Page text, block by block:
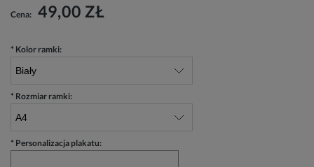
Cena: 49,00 ZŁ
* Kolor ramki:
* Rozmiar ramki:
* Personalizacja plakatu: